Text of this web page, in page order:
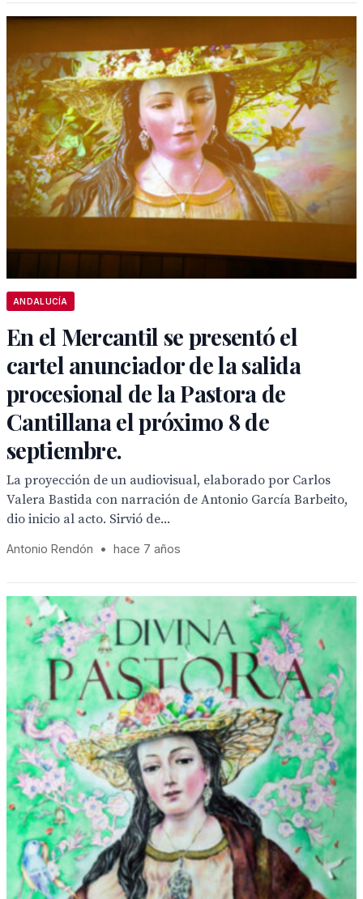
ANDALUCÍA
En el Mercantil se presentó el
cartel anunciador de la salida
procesional de la Pastora de
Cantillana el próximo 8 de
septiembre.
La proyección de un audiovisual, elaborado por Carlos
Valera Bastida con narración de Antonio García Barbeito,
dio inicio al acto. Sirvió de...
Antonio Rendón • hace 7 años